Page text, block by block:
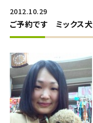
2012.10.29
ご予約です ミックス犬